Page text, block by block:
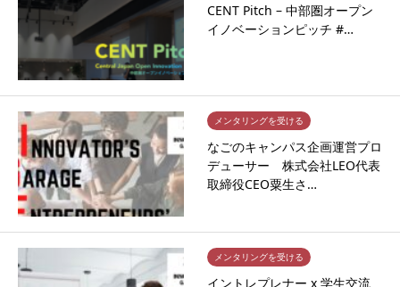
CENT Pitch – 中部圏オープン
イノベーションピッチ #…
メンタリングを受ける
なごのキャンパス企画運営プロ
デューサー 株式会社LEO代表
取締役CEO粟生さ…
メンタリングを受ける
イントレプレナー x 学生交流